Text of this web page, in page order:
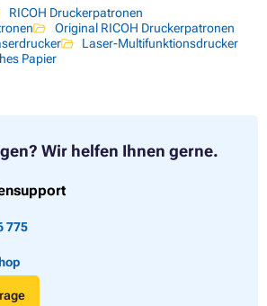
RICOH Druckerpatronen
Original RICOH Druckerpatronen
Laser-Multifunktionsdrucker
Papier
Wir helfen Ihnen gerne.
775